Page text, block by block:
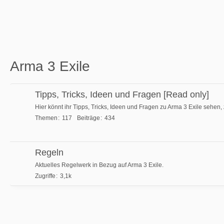
Arma 3 Exile
Tipps, Tricks, Ideen und Fragen [Read only]
Hier könnt ihr Tipps, Tricks, Ideen und Fragen zu Arma 3 Exile
Themen
117 Beiträge 434
Regeln
Aktuelles Regelwerk in Bezug auf Arma 3 Exile.
Zugriffe
3,1k